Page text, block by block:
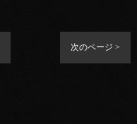
次のページ >